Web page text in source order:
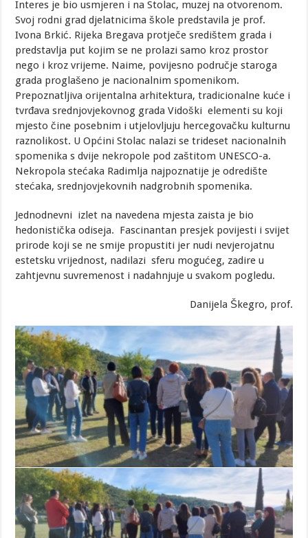
Interes je bio usmjeren i na Stolac, muzej na otvorenom.
Svoj rodni grad djelatnicima škole predstavila je prof.
Ivona Brkić. Rijeka Bregava protječe središtem grada i
predstavlja put kojim se ne prolazi samo kroz prostor
nego i kroz vrijeme. Naime, povijesno područje staroga
grada proglašeno je nacionalnim spomenikom.
Prepoznatljiva orijentalna arhitektura, tradicionalne kuće i
tvrđava srednjovjekovnog grada Vidoški elementi su koji
mjesto čine posebnim i utjelovljuju hercegovačku kulturnu
raznolikost. U Općini Stolac nalazi se trideset nacionalnih
spomenika s dvije nekropole pod zaštitom UNESCO-a.
Nekropola stećaka Radimlja najpoznatije je odredište
stećaka, srednjovjekovnih nadgrobnih spomenika.
Jednodnevni izlet na navedena mjesta zaista je bio
hedonistička odiseja. Fascinantan presjek povijesti i svijet
prirode koji se ne smije propustiti jer nudi nevjerojatnu
estetsku vrijednost, nadilazi sferu mogućeg, zadire u
zahtjevnu suvremenost i nadahnjuje u svakom pogledu.
Danijela Škegro, prof.